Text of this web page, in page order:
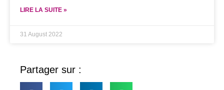
LIRE LA SUITE »
31 August 2022
Partager sur :